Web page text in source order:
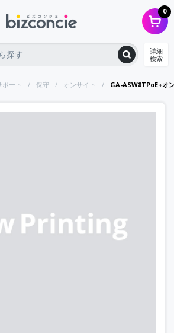
0
詳細
検索
ート 保守 オンサイト GA-ASW8TPoE+オ